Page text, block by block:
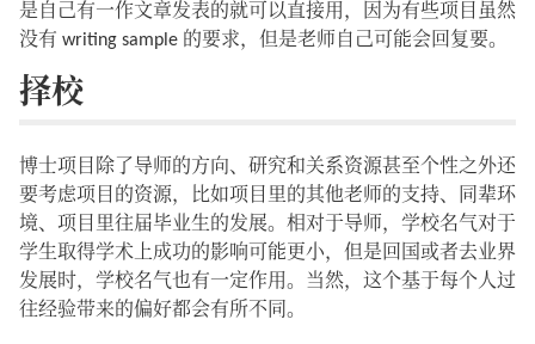
是自己有一作文章发表的就可以直接用，因为有些项目虽然
没有 writing sample 的要求，但是老师自己可能会回复要。
择校
博士项目除了导师的方向、研究和关系资源甚至个性之外还
要考虑项目的资源，比如项目里的其他老师的支持、同辈环
境、项目里往届毕业生的发展。相对于导师，学校名气对于
学生取得学术上成功的影响可能更小，但是回国或者去业界
发展时，学校名气也有一定作用。当然，这个基于每个人过
往经验带来的偏好都会有所不同。